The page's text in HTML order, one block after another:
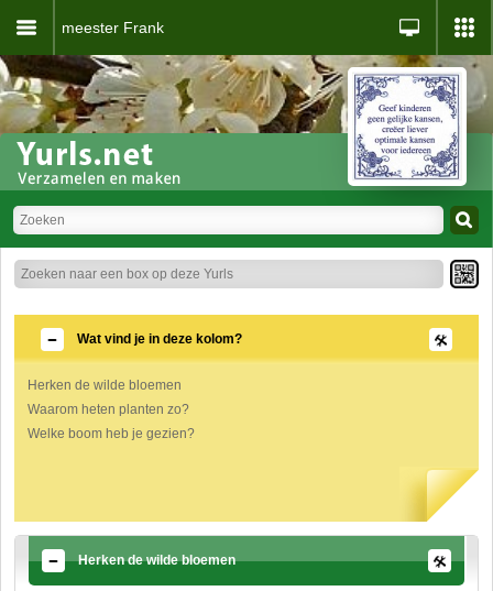
meester Frank
Wat vind je in deze kolom?
Herken de wilde bloemen
Waarom heten planten zo?
Welke boom heb je gezien?
Herken de wilde bloemen